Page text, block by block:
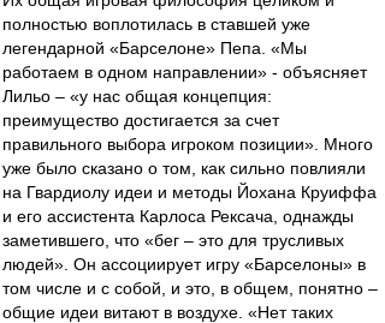
полностью воплотилась в ставшей уже
легендарной «Барселоне» Пепа. «Мы
работаем в одном направлении» - объясняет
Лильо – «у нас общая концепция:
преимущество достигается за счет
правильного выбора игроком позиции». Много
уже было сказано о том, как сильно повлияли
на Гвардиолу идеи и методы Йохана Круиффа
и его ассистента Карлоса Рексача, однажды
заметившего, что «бег – это для трусливых
людей». Он ассоциирует игру «Барселоны» в
том числе и с собой, и это, в общем, понятно –
общие идеи витают в воздухе. «Нет таких